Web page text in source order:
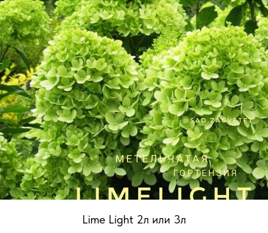
Lime Light 2л или 3л